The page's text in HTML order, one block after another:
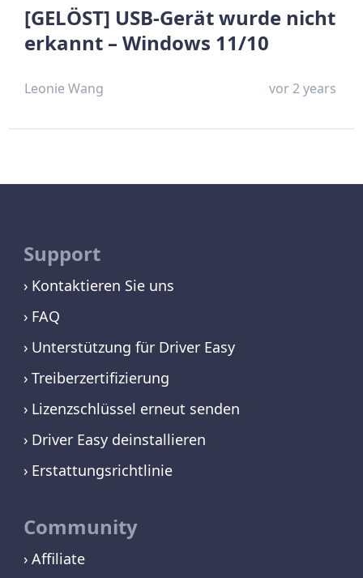
[GELÖST] USB-Gerät wurde nicht
erkannt – Windows 11/10
Leonie Wang vor 2 years
Support
Kontaktieren Sie uns
FAQ
Unterstützung für Driver Easy
Treiberzertifizierung
Lizenzschlüssel erneut senden
Driver Easy deinstallieren
Erstattungsrichtlinie
Community
Affiliate